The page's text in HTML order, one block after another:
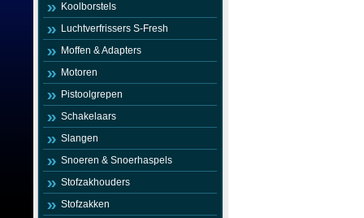
Koolborstels
Luchtverfrissers S-Fresh
Moffen & Adapters
Motoren
Pistoolgrepen
Schakelaars
Slangen
Snoeren & Snoerhaspels
Stofzakhouders
Stofzakken